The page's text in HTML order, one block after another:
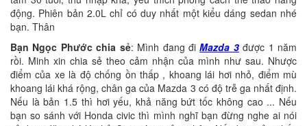
động. Phiên bản 2.0L chỉ có duy nhất một kiểu dáng sedan nhé
bạn. Thân
Bạn Ngọc Phước chia sẻ: Mình đang điMazda 3được 1 năm
rồi. Minh xin chia sẻ theo cảm nhận của mình như sau. Nhược
điểm của xe là độ chống ồn thấp , khoang lái hơi nhỏ, điểm mù
khoang lái khá rộng, chân ga của Mazda 3 có độ trễ ga nhất định.
Nếu là bản 1.5 thì hơi yếu, khả năng bứt tốc không cao ... Nếu
bạn so sánh với Honda civic thì mình nghĩ bạn đừng nghe ai nói